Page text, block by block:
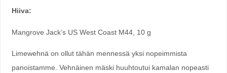
Hiiva:
Mangrove Jack’s US West Coast M44, 10 g
Limewehnä on ollut tähän mennessä yksi nopeimmista
panoistamme. Vehnäinen mäski huuhtoutui kamalan nopeasti